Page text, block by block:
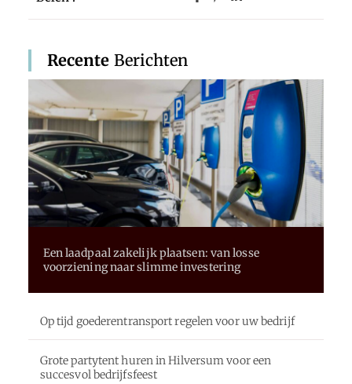
Recente Berichten
Een laadpaal zakelijk plaatsen: van losse
voorziening naar slimme investering
Op tijd goederentransport regelen voor uw bedrijf
Grote partytent huren in Hilversum voor een
succesvol bedrijfsfeest